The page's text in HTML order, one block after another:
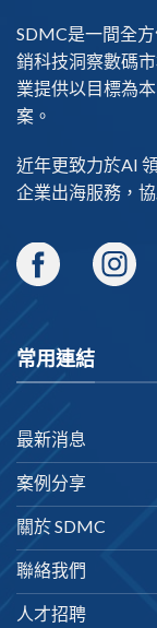
SDMC是一間全
銷科技洞察數碼
業提供以目標為
案。
近年更致力於AI
企業出海服務，
常用連結
最新消息
案例分享
關於 SDMC
聯絡我們
人才招聘